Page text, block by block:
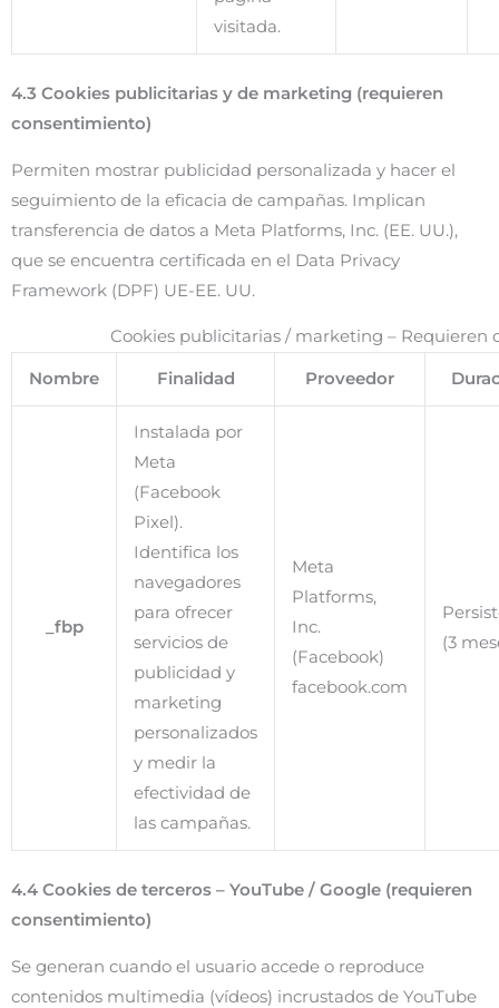
visitada.
4.3 Cookies publicitarias y de marketing (requieren
consentimiento)
Permiten mostrar publicidad personalizada y hacer el
seguimiento de la eficacia de campañas. Implican
transferencia de datos a Meta Platforms, Inc. (EE. UU.),
que se encuentra certificada en el Data Privacy
Framework (DPF) UE-EE. UU.
Cookies publicitarias / marketing – Requieren
Nombre Finalidad Proveedor
_fbp
Instalada por
Meta
(Facebook
Pixel).
Identifica los
navegadores
para ofrecer
servicios de
publicidad y
marketing
personalizados
y medir la
efectividad de
las campañas.
Meta
Platforms,
Inc.
(Facebook)
facebook.com
(3
4.4 Cookies de terceros – YouTube / Google (requieren
consentimiento)
Se generan cuando el usuario accede o reproduce
contenidos multimedia (vídeos) incrustados de YouTube